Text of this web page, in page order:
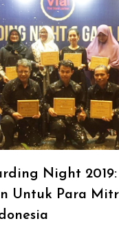
Night 2019:
Untuk Para